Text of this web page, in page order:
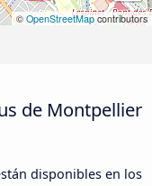
© OpenStreetMapcontributors
de Montpellier
disponibles en los